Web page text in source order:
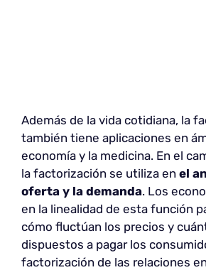
Además de la vida cotidiana, la
también tiene aplicaciones en
economía y la medicina. En el
la factorización se utiliza en el
oferta y la demanda. Los
en la linealidad de esta función
cómo fluctúan los precios y
dispuestos a pagar los
factorización de las relaciones